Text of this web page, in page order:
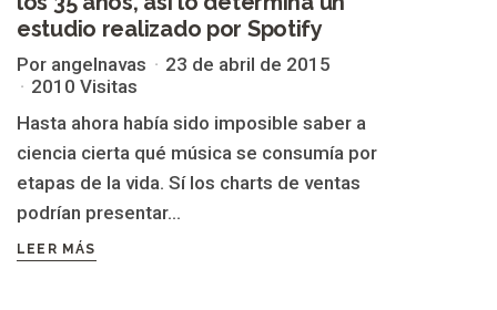
estudio realizado por Spotify
Por angelnavas
23 de abril de 2015
2010 Visitas
Hasta ahora había sido imposible saber a
ciencia cierta qué música se consumía por
etapas de la vida. Sí los charts de ventas
podrían presentar...
LEER MÁS